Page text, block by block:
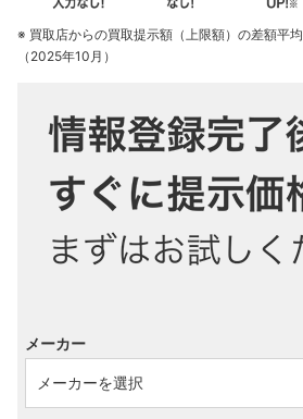
※ 買取店からの買取提示額（上限額）の差額平均
（2025年10月）
メーカー